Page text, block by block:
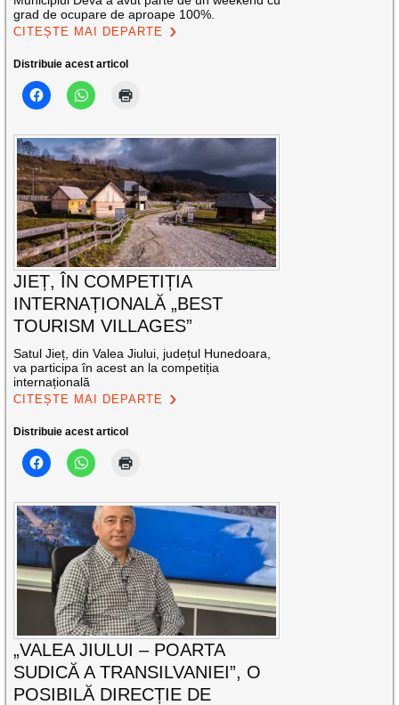
grad de ocupare de aproape 100%.
CITEȘTE MAI DEPARTE
Distribuie acest articol
JIEȚ, ÎN COMPETIȚIA
INTERNAȚIONALĂ „BEST
TOURISM VILLAGES”
Satul Jieț, din Valea Jiului, județul Hunedoara,
va participa în acest an la competiția
internațională
CITEȘTE MAI DEPARTE
Distribuie acest articol
„VALEA JIULUI – POARTA
SUDICĂ A TRANSILVANIEI”, O
POSIBILĂ DIRECȚIE DE